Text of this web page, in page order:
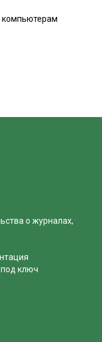
компьютерам
о журналах,
ключ